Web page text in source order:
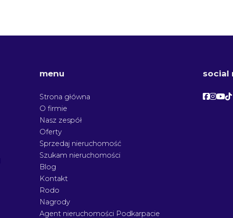
menu
Strona główna
O firmie
Nasz zespół
Oferty
Sprzedaj nieruchomość
Szukam nieruchomości
Blog
Kontakt
Rodo
Nagrody
Agent nieruchomości Podkarpacie
social